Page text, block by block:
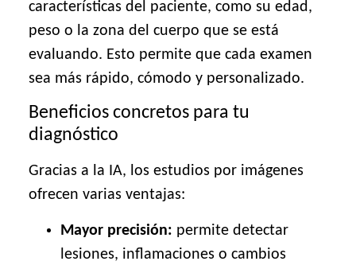
características del paciente, como su edad,
peso o la zona del cuerpo que se está
evaluando. Esto permite que cada examen
sea más rápido, cómodo y personalizado.
Beneficios concretos para tu
diagnóstico
Gracias a la IA, los estudios por imágenes
ofrecen varias ventajas:
Mayor precisión: permite detectar
lesiones, inflamaciones o cambios